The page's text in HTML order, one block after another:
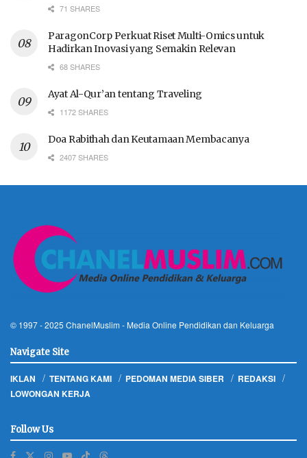
71 SHARES
ParagonCorp Perkuat Riset Multi-Omics untuk
Hadirkan Inovasi yang Semakin Relevan
68 SHARES
Ayat Al-Qur’an tentang Traveling
1172 SHARES
Doa Rabithah dan Keutamaan Membacanya
2407 SHARES
© 1997 - 2025 ChanelMuslim - Media Online Pendidikan dan Keluarga
Navigate Site
IKLAN TENTANG KAMI PEDOMAN MEDIA SIBER
REDAKSI
LOWONGAN KERJA
Follow Us